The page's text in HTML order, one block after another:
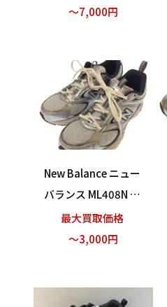
ク 27cm 買い取りま
～7,000円
New Balance ニュー
バランス ML408N ス
ニーカー シルバー
グレー 23.5cm 買い
最大買取価格
～3,000円